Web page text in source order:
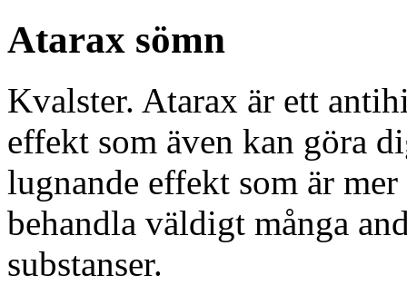
Atarax sömn
Kvalster. Atarax är ett
effekt som även kan göra
lugnande effekt som är
behandla väldigt många
substanser.